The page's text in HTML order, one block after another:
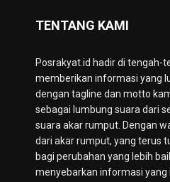
TENTANG KAMI
Posrakyat.id hadir di tengah-
memberikan informasi yang
dengan tagline dan motto
sebagai lumbung suara dari
suara akar rumput. Dengan
dari akar rumput, yang terus
bagi perubahan yang lebih
menyebarkan informasi yang